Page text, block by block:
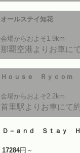
オールステイ知花
会場からおよそ1.9km
那覇空港よりお車に
Ｈｏｕｓｅ Ｒｙｃｏｍ
会場からおよそ2.2km
首里駅よりお車にて
Ｄ－ａｎｄ Ｓｔａｙ
17284円～